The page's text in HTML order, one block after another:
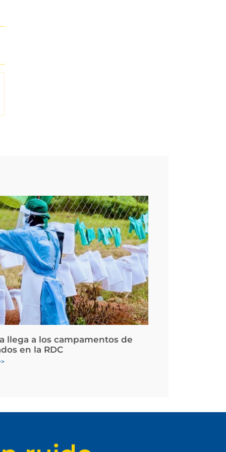
llega a los campamentos de
en la RDC